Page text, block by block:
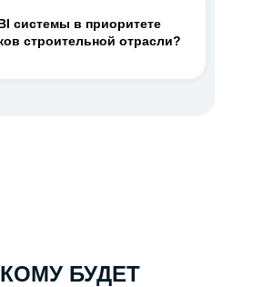
системы в приоритете
строительной отрасли?
КОМУ БУДЕТ